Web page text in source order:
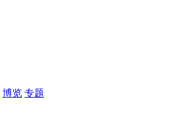
博览 专题